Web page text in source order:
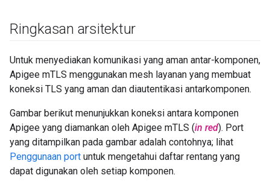
Ringkasan arsitektur
Untuk menyediakan komunikasi yang aman antar-komponen,
Apigee mTLS menggunakan mesh layanan yang membuat
koneksi TLS yang aman dan diautentikasi antarkomponen.
Gambar berikut menunjukkan koneksi antara komponen
Apigee yang diamankan oleh Apigee mTLS (in red). Port
yang ditampilkan pada gambar adalah contohnya; lihat
Penggunaan port untuk mengetahui daftar rentang yang
dapat digunakan oleh setiap komponen.